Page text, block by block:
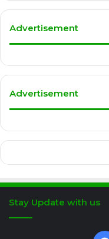
Advertisement
Advertisement
Stay Update with us